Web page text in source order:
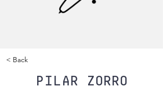
< Back
Pilar Zorro